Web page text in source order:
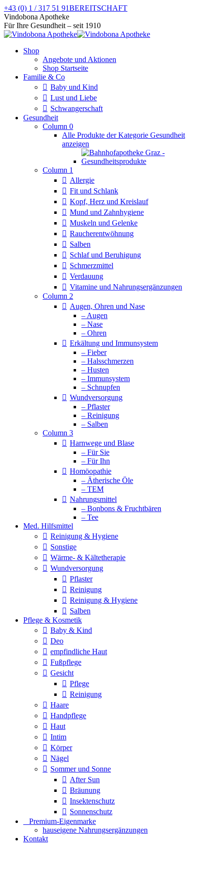
Zum
Inhalt
springen
+43 (0) 1 / 317 51 91BEREITSCHAFT
Facebook
page
opens
new
Instagram
page
opens
new
Vindobona Apotheke
Für Ihre Gesundheit – seit 1910
Shop
Angebote und Aktionen
Shop Startseite
Familie & Co
Baby und Kind
Lust und Liebe
Schwangerschaft
Gesundheit
Column 0
Alle Produkte der Kategorie Gesundheit
anzeigen
Column 1
Allergie
Fit und Schlank
Kopf, Herz und Kreislauf
Mund und Zahnhygiene
Muskeln und Gelenke
Raucherentwöhnung
Salben
Schlaf und Beruhigung
Schmerzmittel
Verdauung
Vitamine und Nahrungsergänzungen
Column 2
Augen, Ohren und Nase
– Augen
– Nase
– Ohren
Erkältung und Immunsystem
– Fieber
– Halsschmerzen
– Husten
– Immunsystem
– Schnupfen
Wundversorgung
– Pflaster
– Reinigung
– Salben
Column 3
Harnwege und Blase
– Für Sie
– Für Ihn
Homöopathie
– Ätherische Öle
– TEM
Nahrungsmittel
– Bonbons & Fruchtbären
– Tee
Med. Hilfsmittel
Reinigung & Hygiene
Sonstige
Wärme- & Kältetherapie
Wundversorgung
Pflaster
Reinigung
Reinigung & Hygiene
Salben
Pflege & Kosmetik
Baby & Kind
Deo
empfindliche Haut
Fußpflege
Gesicht
Pflege
Reinigung
Haare
Handpflege
Haut
Intim
Körper
Nägel
Sommer und Sonne
After Sun
Bräunung
Insektenschutz
Sonnenschutz
⠀​Premium-Eigenmarke
hauseigene Nahrungsergänzungen
Kontakt